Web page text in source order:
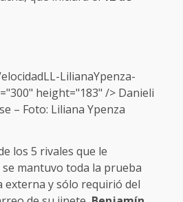
LilianaYpenza-
height="183" /> Danieli
– Foto: Liliana Ypenza
los 5 rivales que le
se mantuvo toda la prueba
externa y sólo requirió del